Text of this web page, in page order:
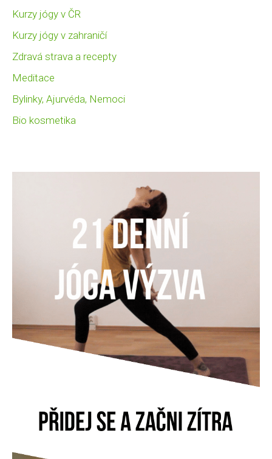
Kurzy jógy v ČR
Kurzy jógy v zahraničí
Zdravá strava a recepty
Meditace
Bylinky, Ajurvéda, Nemoci
Bio kosmetika